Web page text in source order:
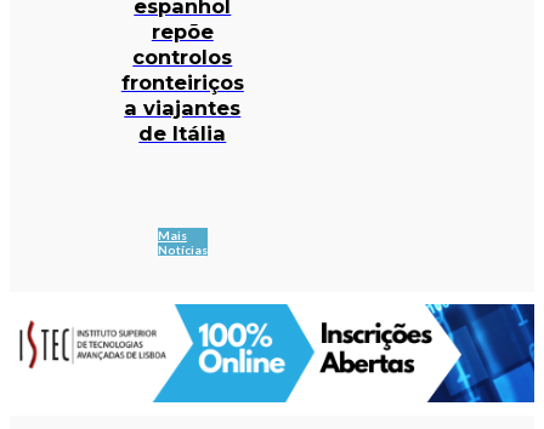
espanhol
repõe
controlos
fronteiriços
a viajantes
de Itália
Mais
Notícias